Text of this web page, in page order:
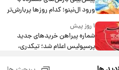
ورود ال‌نینو؛ کدام روزها پربارش‌تر
خواهند بود؟
۱ روز پیش
شماره پیراهن خریدهای جدید
پرسپولیس اعلام شد؛ تیکدری،